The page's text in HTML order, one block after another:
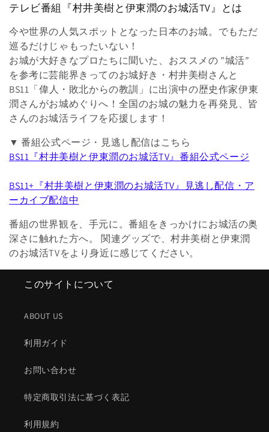
ク
シ
ョ
ン
:
テレビ番組『村井美樹と伊東潤のお城活TV』とは
今や世界の人気スポットとなった日本のお城。でもただ
巡るだけじゃもったいない！
お城が大好きなプロたちに聞いた、おススメの ”城活”
を参考に芸能界きってのお城好き・村井美樹さんと
BS11「偉人・敗北からの教訓」に出演中の歴史作家伊東
潤さんがお城めぐりへ！全国のお城の魅力を再発見、皆
さんのお城活ライフを応援します！
▼ 番組公式ページ・見逃し配信はこちら
BS11『村井美樹と伊東潤のお城活TV』番組公式ページ
BS11+『村井美樹と伊東潤のお城活TV』見逃し配信・ア
ーカイブ配信中
番組の世界観を、手元に。番組をきっかけにお城活の奥
深さに触れた方へ。 関連グッズで、村井美樹と伊東潤
のお城活TVをより身近に感じてください。
このサイトについて
ABOUT US
利用ガイド
お問い合わせ
特定商取引法に基づく表記
利用規約